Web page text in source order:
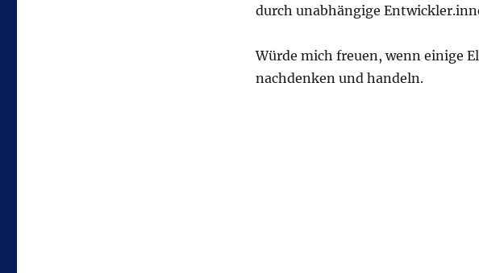
durch unabhängige
Würde mich freuen, wenn einige
nachdenken und handeln.